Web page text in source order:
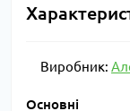
Виробник:
Основні